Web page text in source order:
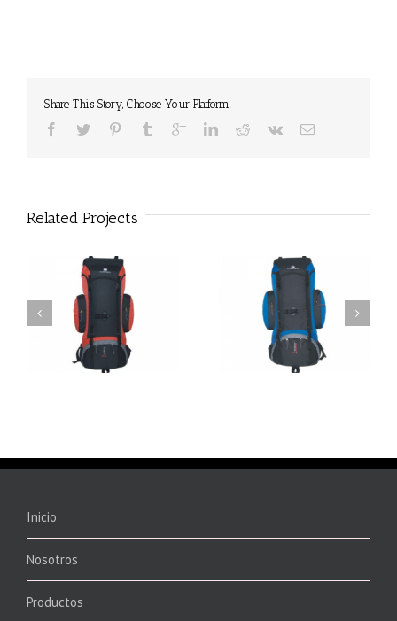
Share This Story, Choose Your Platform!
Related Projects
8627 – MOCHILA
GILBERA
8626 – MOCHILA
GUELAKA
Inicio
Nosotros
Productos